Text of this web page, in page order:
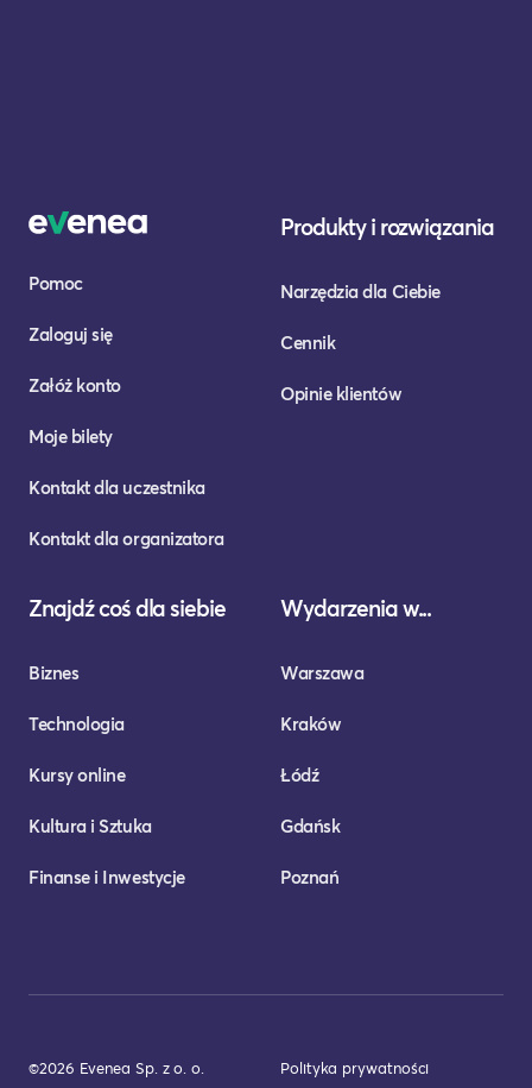
Pomoc
Zaloguj się
Załóż konto
Moje bilety
Kontakt dla uczestnika
Kontakt dla organizatora
Produkty i rozwiązania
Narzędzia dla Ciebie
Cennik
Opinie klientów
Znajdź coś dla siebie
Biznes
Technologia
Kursy online
Kultura i Sztuka
Finanse i Inwestycje
Wydarzenia w...
Warszawa
Kraków
Łódź
Gdańsk
Poznań
©2026 Evenea Sp. z o. o. Polityka prywatności